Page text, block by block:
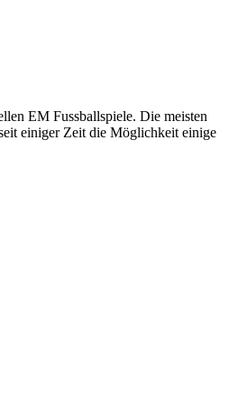
EM Fussballspiele. Die meisten
einiger Zeit die Möglichkeit einige